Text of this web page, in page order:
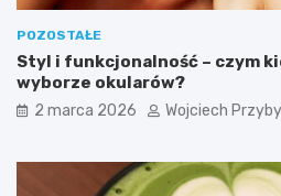
k
a
n
o
POZOSTAŁE
Styl i funkcjonalność – czym
wyborze okularów?
2 marca 2026 Wojciech